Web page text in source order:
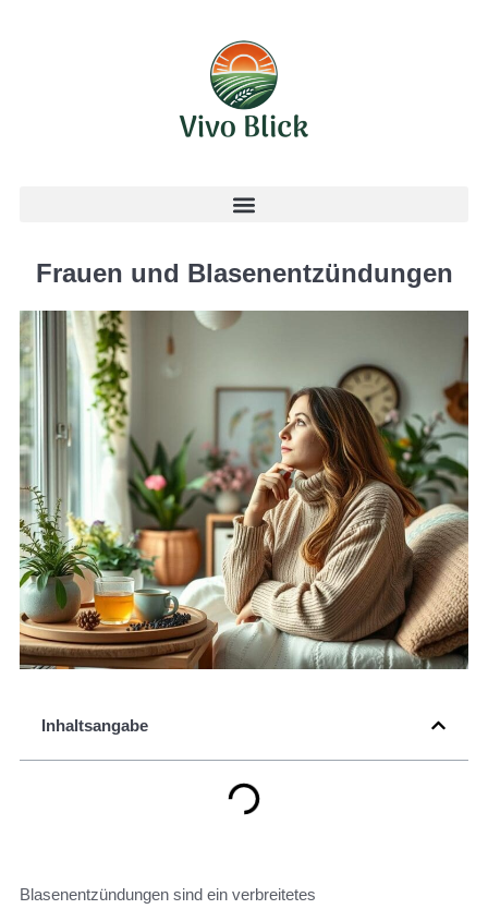
Frauen und Blasenentzündungen
Inhaltsangabe
Blasenentzündungen sind ein verbreitetes